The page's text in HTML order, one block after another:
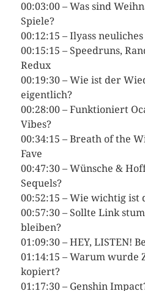
00:03:00 – Was sind
Spiele?
00:12:15 – Ilyass
00:15:15 – Speedruns,
Redux
00:19:30 – Wie ist der
eigentlich?
00:28:00 – Funktioniert
Vibes?
00:34:15 – Breath of the
Fave
00:47:30 – Wünsche &
Sequels?
00:52:15 – Wie wichtig ist
00:57:30 – Sollte Link
bleiben?
01:09:30 – HEY, LISTEN!
01:14:15 – Warum wurde
kopiert?
01:17:30 – Genshin